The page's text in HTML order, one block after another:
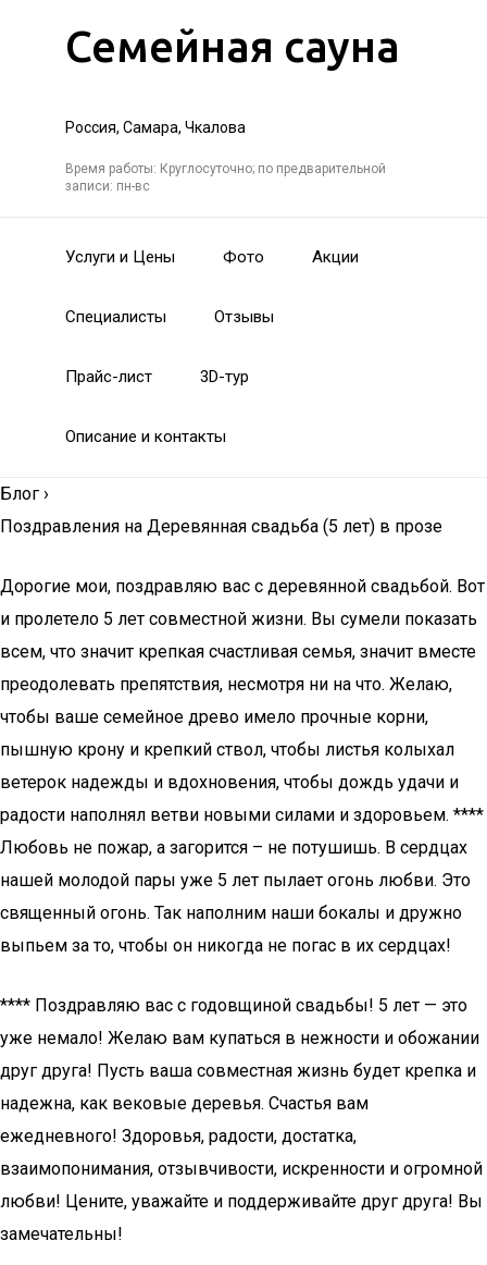
Семейная сауна
Россия, Самара, Чкалова
Время работы: Круглосуточно; по предварительной
записи: пн-вс
Услуги и Цены Фото Акции
Специалисты Отзывы
Прайс-лист 3D-тур
Описание и контакты
Блог ›
Поздравления на Деревянная свадьба (5 лет) в прозе
Дорогие мои, поздравляю вас с деревянной свадьбой. Вот
и пролетело 5 лет совместной жизни. Вы сумели показать
всем, что значит крепкая счастливая семья, значит вместе
преодолевать препятствия, несмотря ни на что. Желаю,
чтобы ваше семейное древо имело прочные корни,
пышную крону и крепкий ствол, чтобы листья колыхал
ветерок надежды и вдохновения, чтобы дождь удачи и
радости наполнял ветви новыми силами и здоровьем. ****
Любовь не пожар, а загорится – не потушишь. В сердцах
нашей молодой пары уже 5 лет пылает огонь любви. Это
священный огонь. Так наполним наши бокалы и дружно
выпьем за то, чтобы он никогда не погас в их сердцах!
**** Поздравляю вас с годовщиной свадьбы! 5 лет — это
уже немало! Желаю вам купаться в нежности и обожании
друг друга! Пусть ваша совместная жизнь будет крепка и
надежна, как вековые деревья. Счастья вам
ежедневного! Здоровья, радости, достатка,
взаимопонимания, отзывчивости, искренности и огромной
любви! Цените, уважайте и поддерживайте друг друга! Вы
замечательны!